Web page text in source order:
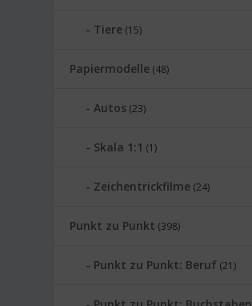
Tiere (15)
Papiermodelle (48)
Autos (23)
Skala 1:1 (1)
Zeichentrickfilme (24)
Punkt zu Punkt (398)
Punkt zu Punkt: Beruf (21)